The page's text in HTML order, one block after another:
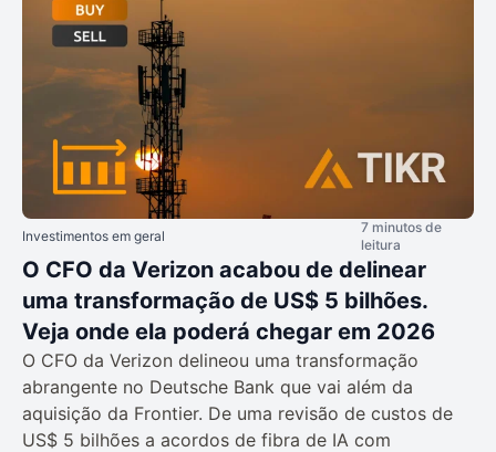
Investimentos em geral
7 minutos de
leitura
O CFO da Verizon acabou de delinear
uma transformação de US$ 5 bilhões.
Veja onde ela poderá chegar em 2026
O CFO da Verizon delineou uma transformação
abrangente no Deutsche Bank que vai além da
aquisição da Frontier. De uma revisão de custos de
US$ 5 bilhões a acordos de fibra de IA com